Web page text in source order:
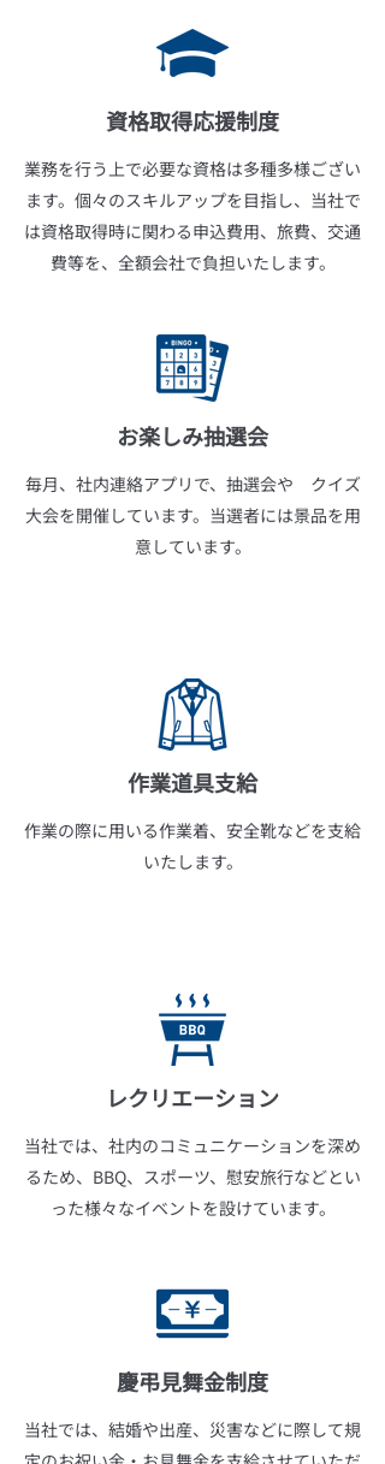
資格取得応援制度
業務を行う上で必要な資格は多種多様ござい
ます。個々のスキルアップを目指し、当社で
は資格取得時に関わる申込費用、旅費、交通
費等を、全額会社で負担いたします。
お楽しみ抽選会
毎月、社内連絡アプリで、抽選会や クイズ
大会を開催しています。当選者には景品を用
意しています。
作業道具支給
作業の際に用いる作業着、安全靴などを支給
いたします。
レクリエーション
当社では、社内のコミュニケーションを深め
るため、BBQ、スポーツ、慰安旅行などとい
った様々なイベントを設けています。
慶弔見舞金制度
当社では、結婚や出産、災害などに際して規